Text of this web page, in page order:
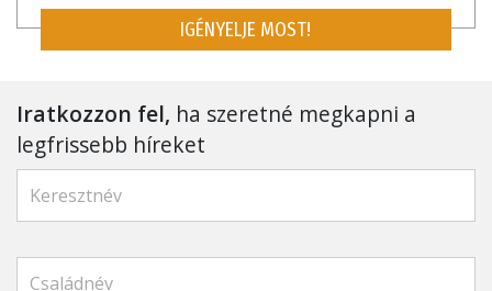
IGÉNYELJE MOST!
Iratkozzon fel, ha szeretné megkapni a
legfrissebb híreket